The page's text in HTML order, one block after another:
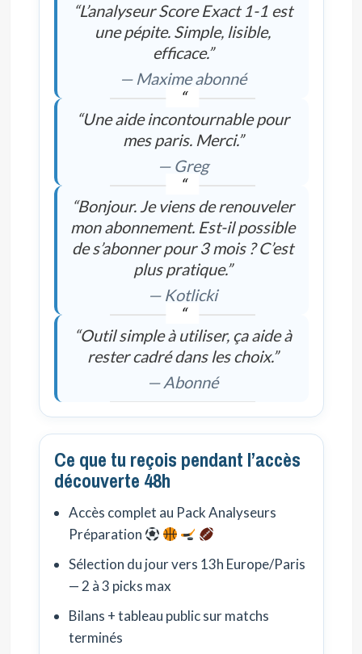
“L’analyseur Score Exact 1-1 est
une pépite. Simple, lisible,
efficace.”
— Maxime abonné
“Une aide incontournable pour
mes paris. Merci.”
— Greg
“Bonjour. Je viens de renouveler
mon abonnement. Est-il possible
de s’abonner pour 3 mois ? C’est
plus pratique.”
— Kotlicki
“Outil simple à utiliser, ça aide à
rester cadré dans les choix.”
— Abonné
Ce que tu reçois pendant l’accès
découverte 48h
Accès complet au Pack Analyseurs
Préparation
Sélection du jour vers 13h Europe/Paris
— 2 à 3 picks max
Bilans + tableau public sur matchs
terminés